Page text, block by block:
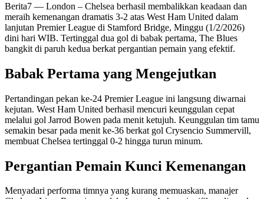
Berita7 — London – Chelsea berhasil membalikkan keadaan dan
meraih kemenangan dramatis 3-2 atas West Ham United dalam
lanjutan Premier League di Stamford Bridge, Minggu (1/2/2026)
dini hari WIB. Tertinggal dua gol di babak pertama, The Blues
bangkit di paruh kedua berkat pergantian pemain yang efektif.
Babak Pertama yang Mengejutkan
Pertandingan pekan ke-24 Premier League ini langsung diwarnai
kejutan. West Ham United berhasil mencuri keunggulan cepat
melalui gol Jarrod Bowen pada menit ketujuh. Keunggulan tim tamu
semakin besar pada menit ke-36 berkat gol Crysencio Summervill,
membuat Chelsea tertinggal 0-2 hingga turun minum.
Pergantian Pemain Kunci Kemenangan
Menyadari performa timnya yang kurang memuaskan, manajer